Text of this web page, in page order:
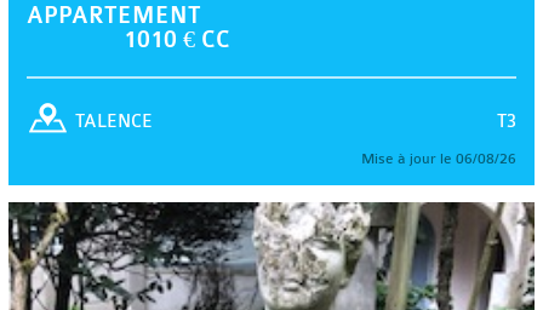
APPARTEMENT
1010 € CC
T3
TALENCE
Mise à jour le 06/08/26